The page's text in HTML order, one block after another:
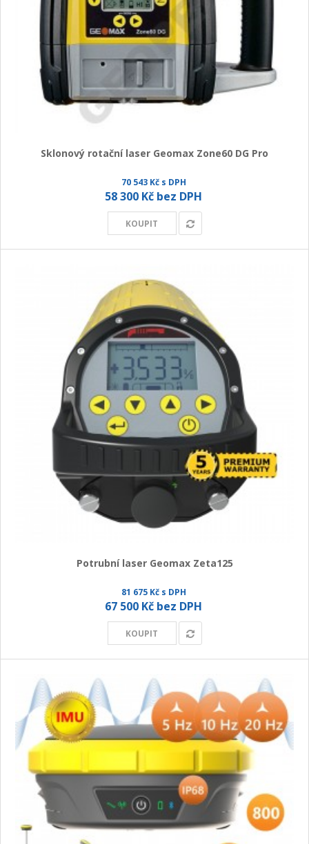
Sklonový rotační laser Geomax Zone60 DG Pro
70 543 Kč s DPH
58 300 Kč bez DPH
KOUPIT
Potrubní laser Geomax Zeta125
81 675 Kč s DPH
67 500 Kč bez DPH
KOUPIT